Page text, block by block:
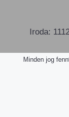
Iroda:
Minden jog